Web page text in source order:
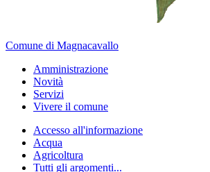
Comune di Magnacavallo
Amministrazione
Novità
Servizi
Vivere il comune
Accesso all'informazione
Acqua
Agricoltura
Tutti gli argomenti...